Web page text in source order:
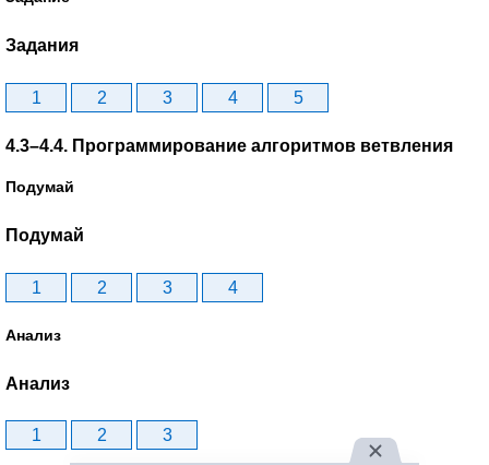
Задания
1 2 3 4 5
4.3–4.4. Программирование алгоритмов ветвления
Подумай
Подумай
1 2 3 4
Анализ
Анализ
1 2 3